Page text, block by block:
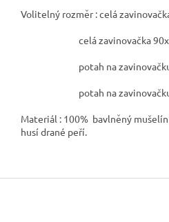
Volitelný rozměr : celá
celá zavinovačka 90x90
potah na zavinovačku
potah na zavinovačku
Materiál : 100% bavlněný
husí drané peří.
Z